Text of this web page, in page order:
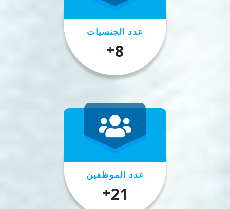
عدد الجنسيات
10
+
عدد الموظفين
25
+